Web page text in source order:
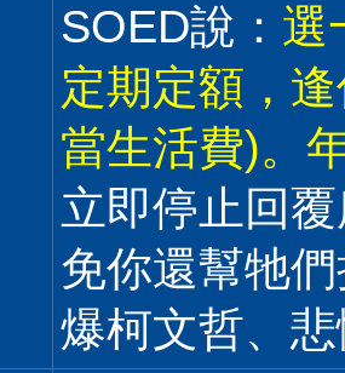
SOED說： 選
定期定額，
當生活費)。
立即停止回
免你還幫牠
爆柯文哲、